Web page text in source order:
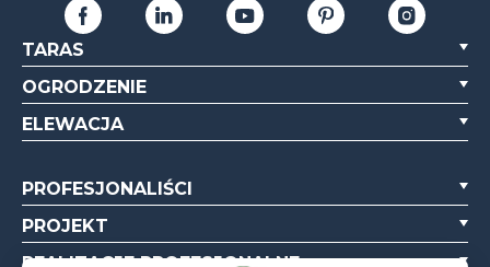
TARAS
OGRODZENIE
ELEWACJA
PROFESJONALIŚCI
PROJEKT